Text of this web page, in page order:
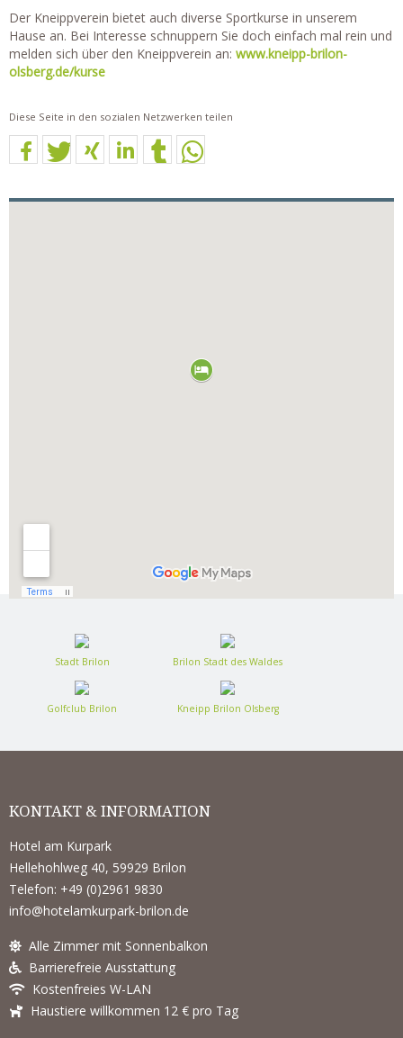
Der Kneippverein bietet auch diverse Sportkurse in unserem
Hause an. Bei Interesse schnuppern Sie doch einfach mal rein und
melden sich über den Kneippverein an: www.kneipp-brilon-
olsberg.de/kurse
Stadt Brilon Brilon Stadt des Waldes
Golfclub Brilon Kneipp Brilon Olsberg
KONTAKT & INFORMATION
Hotel am Kurpark
Hellehohlweg 40, 59929 Brilon
Telefon: +49 (0)2961 9830
info@hotelamkurpark-brilon.de
Alle Zimmer mit Sonnenbalkon
Barrierefreie Ausstattung
Kostenfreies W-LAN
Haustiere willkommen 12 € pro Tag